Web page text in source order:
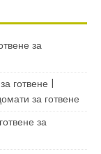
за
готвене |
за готвене
за